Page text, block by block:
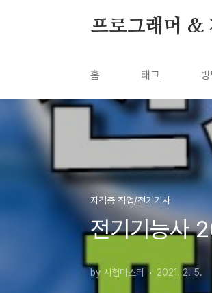
프로그래머 &
홈 태그
자격증 직업/전기기사
전기기능사
by 시험마스터 2021. 2. 5.